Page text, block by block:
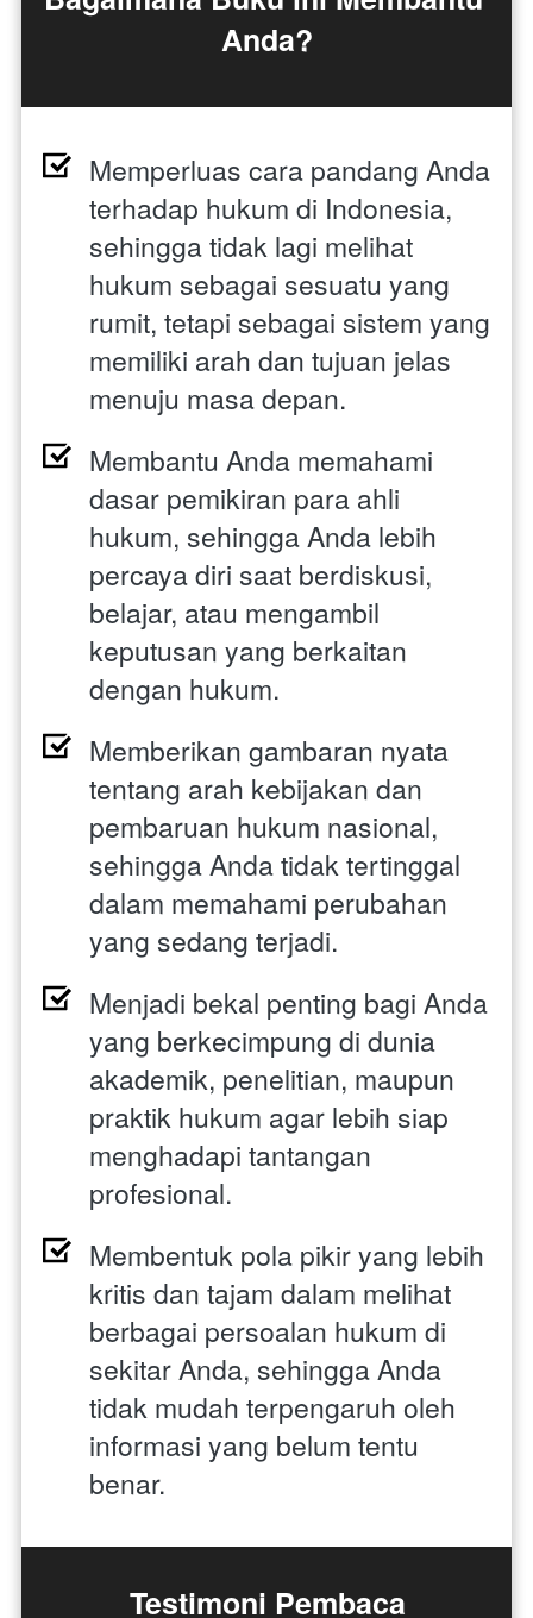
Anda?
Memperluas cara pandang Anda
terhadap hukum di Indonesia,
sehingga tidak lagi melihat
hukum sebagai sesuatu yang
rumit, tetapi sebagai sistem yang
memiliki arah dan tujuan jelas
menuju masa depan.
Membantu Anda memahami
dasar pemikiran para ahli
hukum, sehingga Anda lebih
percaya diri saat berdiskusi,
belajar, atau mengambil
keputusan yang berkaitan
dengan hukum.
Memberikan gambaran nyata
tentang arah kebijakan dan
pembaruan hukum nasional,
sehingga Anda tidak tertinggal
dalam memahami perubahan
yang sedang terjadi.
Menjadi bekal penting bagi Anda
yang berkecimpung di dunia
akademik, penelitian, maupun
praktik hukum agar lebih siap
menghadapi tantangan
profesional.
Membentuk pola pikir yang lebih
kritis dan tajam dalam melihat
berbagai persoalan hukum di
sekitar Anda, sehingga Anda
tidak mudah terpengaruh oleh
informasi yang belum tentu
benar.
Testimoni Pembaca